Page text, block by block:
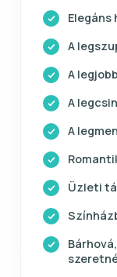
Elegáns
A
A
A
A
Üzleti